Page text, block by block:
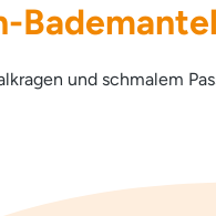
und schmalem